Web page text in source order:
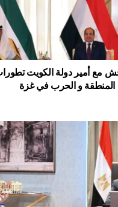
مع أمير دولة الكويت
المنطقة و الحرب في غزة